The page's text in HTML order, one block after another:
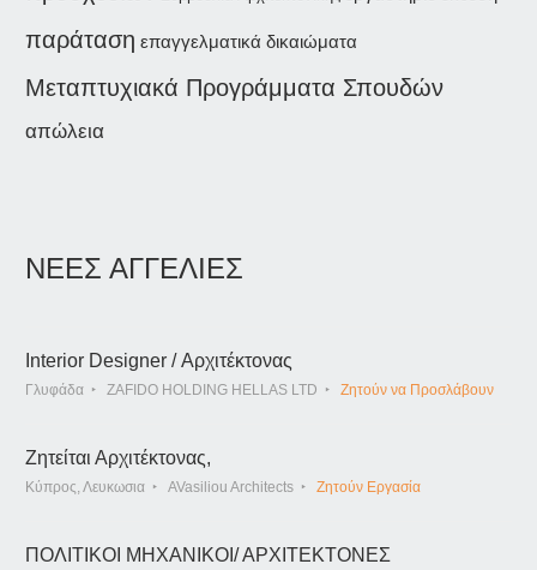
παράταση επαγγελματικά δικαιώματα
Μεταπτυχιακά Προγράμματα Σπουδών
απώλεια
ΝΕΕΣ ΑΓΓΕΛΙΕΣ
Interior Designer / Αρχιτέκτονας
Γλυφάδα ZAFIDO HOLDING HELLAS LTD Ζητούν να Προσλάβουν
Ζητείται Αρχιτέκτονας,
Κύπρος, Λευκωσια AVasiliou Architects Ζητούν Εργασία
ΠΟΛΙΤΙΚΟΙ ΜΗΧΑΝΙΚΟΙ/ ΑΡΧΙΤΕΚΤΟΝΕΣ